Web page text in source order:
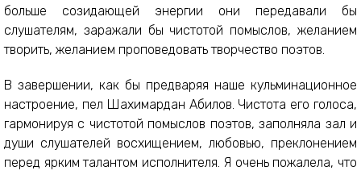
больше созидающей энергии они передавали бы
слушателям, заражали бы чистотой помыслов, желанием
творить, желанием проповедовать творчество поэтов.
В завершении, как бы предваряя наше кульминационное
настроение, пел Шахимардан Абилов. Чистота его голоса,
гармонируя с чистотой помыслов поэтов, заполняла зал и
души слушателей восхищением, любовью, преклонением
перед ярким талантом исполнителя. Я очень пожалела, что